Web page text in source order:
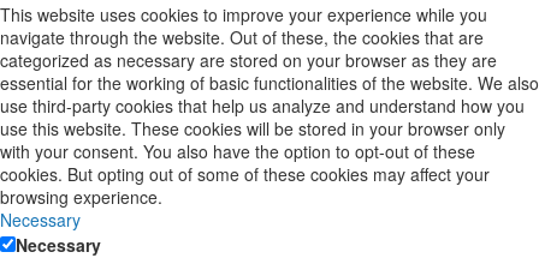
This website uses cookies to improve your experience while you
navigate through the website. Out of these, the cookies that are
categorized as necessary are stored on your browser as they are
essential for the working of basic functionalities of the website. We also
use third-party cookies that help us analyze and understand how you
use this website. These cookies will be stored in your browser only
with your consent. You also have the option to opt-out of these
cookies. But opting out of some of these cookies may affect your
browsing experience.
Necessary
Necessary